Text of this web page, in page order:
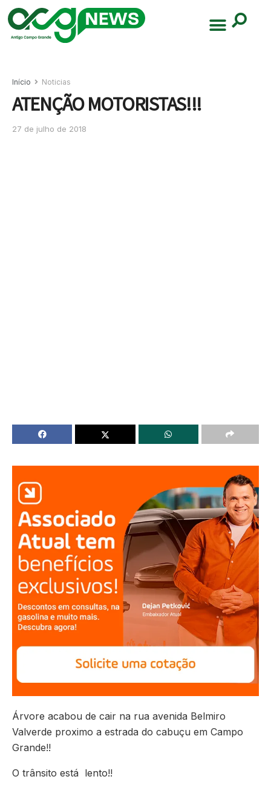
Início Noticias
ATENÇÃO MOTORISTAS!!!
27 de julho de 2018
Árvore acabou de cair na rua avenida Belmiro
Valverde proximo a estrada do cabuçu em Campo
Grande!!
O trânsito está lento!!